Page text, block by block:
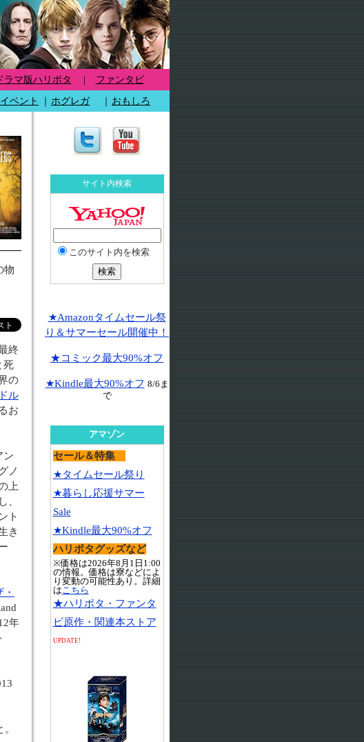
ラマ版ハリポタ ファンタビ
イベント ホグレガ おもしろ
物
終
死
の
ル
お
ン
ノ
上
、
ト
き
・
年
サイト内検索
このサイト内を検索
★Amazonタイムセール祭
り＆サマーセール開催中！
★コミック最大90%オフ
★Kindle最大90%オフ 8/6ま
で
アマゾン
セール＆特集
★タイムセール祭り
★暮らし応援サマー
Sale
★Kindle最大90%オフ
ハリポタグッズなど
※価格は2026年8月1日1:00
の情報。価格は寮などによ
り変動の可能性あり。詳細
はこちら
★ハリポタ・ファンタ
ビ原作・関連本ストア
UPDATE!